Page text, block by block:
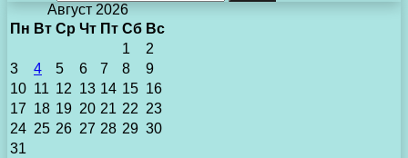
Август 2026
Пн Вт Ср Чт Пт Сб Вс
1
2
3
4 5 6 7 8
9
10 11 12 13 14 15 16
17 18 19 20 21 22 23
24 25 26 27 28 29 30
31